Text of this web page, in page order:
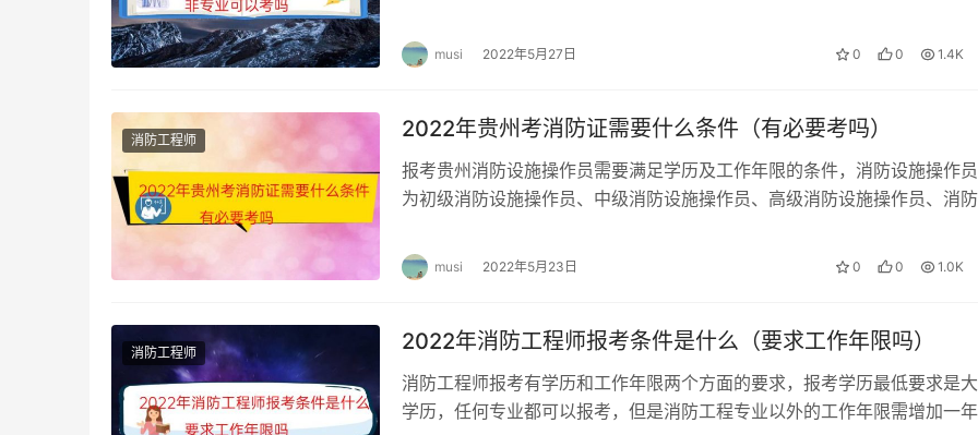
首先，要仔细审题。不仔细审题，容易答错、答偏。审题时不能粗枝大叶，不能想当然，也不能操之过急，特别是
些形式上类似以前曾经做过的题目，要特别注意。
道一道地往下答，如果遇到难题或一时答不出来的题目，先跳过去。不管采用哪一种答题程序，在做完全部试题以
后，都要认真检查，逐一复核，查漏补缺，检查时最好重新审题，防止误答和漏答。答题要完整准确、条理清楚
点突出、书写规范。
最后，应对所有答题反复核查。对于那些没有把握的答题，应着重以宏观角度去阐释。做到自圆其说，并尽量做完
有题目，不留空白题。另外，不同类型的题，要用不同的答题方法。
选择题：在答题时，如果能瞬时准确地把答案找出最好，假如没把握，就要采用排除法，即要从排除最明显的错误
始，把接近正确答案的备选项留下，再分析比较，逐一否定，最终选定正确答案。
musi 2022年5月27日 0 0 1.4K
消防工程师 2022年贵州考消防证需要什么条件（有必要考吗）
报考贵州消防设施操作员需要满足学历及工作年限的条件，消防设施操作
为初级消防设施操作员、中级消防设施操作员、高级消防设施操作员、消防
musi 2022年5月23日 0 0 1.0K
消防工程师 2022年消防工程师报考条件是什么（要求工作年限吗）
消防工程师报考有学历和工作年限两个方面的要求，报考学历最低要求是
学历，任何专业都可以报考，但是消防工程专业以外的工作年限需增加一年